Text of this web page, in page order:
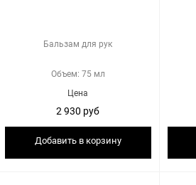
Бальзам для рук
Объем: 75 мл
Цена
2 930 руб
Добавить в корзину